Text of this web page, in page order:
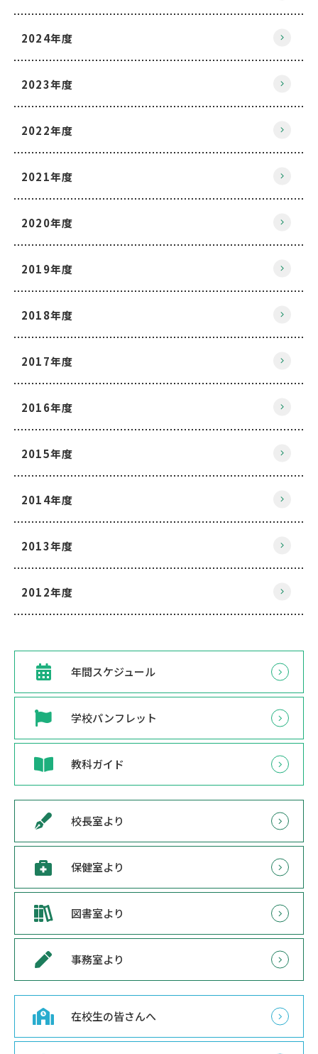
2024年度
2023年度
2022年度
2021年度
2020年度
2019年度
2018年度
2017年度
2016年度
2015年度
2014年度
2013年度
2012年度
年間スケジュール
学校パンフレット
教科ガイド
校長室より
保健室より
図書室より
事務室より
在校生の皆さんへ